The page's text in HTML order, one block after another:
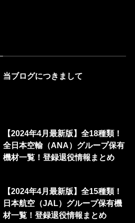
当ブログにつきまして
【2024年4月最新版】全18種類！
全日本空輸（ANA）グループ保有
機材一覧！登録退役情報まとめ
【2024年4月最新版】全15種類！
日本航空（JAL）グループ保有機
材一覧！登録退役情報まとめ